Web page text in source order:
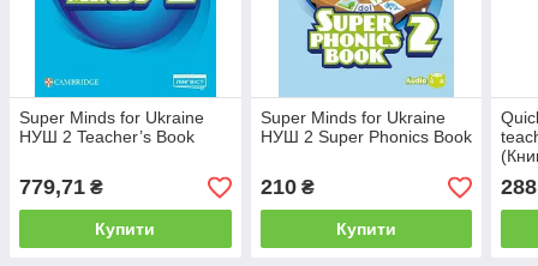
Super Minds for Ukraine
НУШ 2 Teacher’s Book
779,71 ₴
Купити
Super Minds for Ukraine
НУШ 2 Super Phonics Book
210₴
Купити
288